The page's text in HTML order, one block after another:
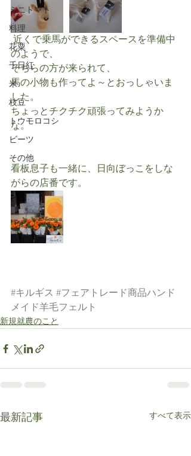
ミニトマト
料理
花粟
千日紅
米
枝豆
トウモロコシ
ビーツ
その他
近くで乗馬ができるスペースを準備中
のようで、
そちらの方が来られて、
馬の小物も作ってよ～とおっしゃいま
した。
ちょっとチクチク頑張ってみようか
な。
看板息子も一緒に、日向ぼっこをしな
がらの店番です。
#キルギス #フェアトレード商品ハンド
メイド羊毛フェルト
新規就農のこと
最新記事 すべて表示